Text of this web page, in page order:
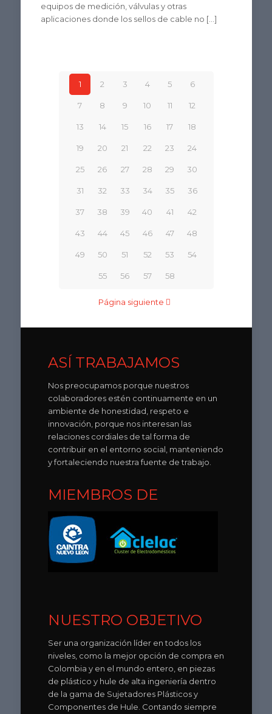
equipos de medición, válvulas y otras
aplicaciones donde los sellos de cable no […]
1 2 3 4 5 6
7 8 9 10 11 12
13 14 15 16 17 18
19 20 21 22 23 24
25 26 27 28 29 30
31 32 33 34 35 36
37 38 39 40 41 42
43 44 45 46 47 48
49 50 51 52 53 54
55 56 57 58
Página siguiente
ASÍ TRABAJAMOS
Nos preocupamos porque nuestros
colaboradores estén continuamente en un
ambiente de honestidad, respeto e
innovación, porque nos interesan las
relaciones cordiales de tal forma de
contribuir en el entorno social, manteniendo
y fortaleciendo nuestra fuente de trabajo.
MIEMBROS DE
NUESTRO OBJETIVO
Ser una organización líder en todos los
niveles, como la mejor opción de compra en
Colombia y en el mundo entero, en piezas
de plástico y hule de alta ingeniería dentro
de la gama de Sujetadores Plásticos y
Componentes de Hule. Contando siempre